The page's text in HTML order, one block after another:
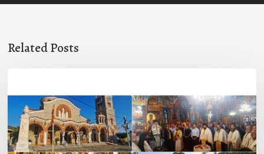
Related Posts
εορτή
της
Μεταμορφώσεως